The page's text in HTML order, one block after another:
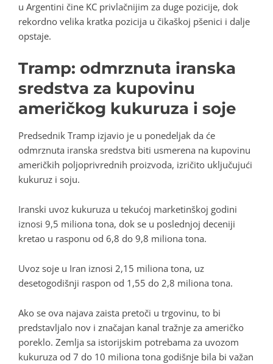
u Argentini čine KC privlačnijim za duge pozicije, dok
rekordno velika kratka pozicija u čikaškoj pšenici i dalje
opstaje.
Tramp: odmrznuta iranska
sredstva za kupovinu
američkog kukuruza i soje
Predsednik Tramp izjavio je u ponedeljak da će
odmrznuta iranska sredstva biti usmerena na kupovinu
američkih poljoprivrednih proizvoda, izričito uključujući
kukuruz i soju.
Iranski uvoz kukuruza u tekućoj marketinškoj godini
iznosi 9,5 miliona tona, dok se u poslednjoj deceniji
kretao u rasponu od 6,8 do 9,8 miliona tona.
Uvoz soje u Iran iznosi 2,15 miliona tona, uz
desetogodišnji raspon od 1,55 do 2,8 miliona tona.
Ako se ova najava zaista pretoči u trgovinu, to bi
predstavljalo nov i značajan kanal tražnje za američko
poreklo. Zemlja sa istorijskim potrebama za uvozom
kukuruza od 7 do 10 miliona tona godišnje bila bi važan